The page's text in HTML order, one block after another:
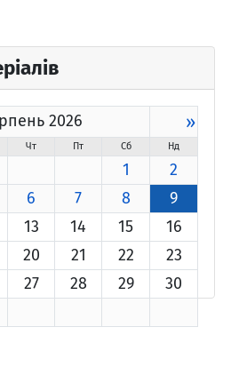
2026 »
Чт Пт Сб Нд
1
2
6 7 8
9
13 14 15
16
20 21 22
23
27 28 29
30